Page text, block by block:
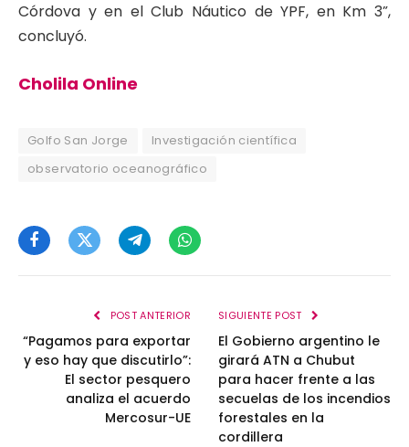
Córdova y en el Club Náutico de YPF, en Km 3”,
concluyó.
Cholila Online
Golfo San Jorge
Investigación científica
observatorio oceanográfico
FacebookTwitterTelegramWhatsApp
POST ANTERIOR
“Pagamos para exportar
y eso hay que discutirlo”:
El sector pesquero
analiza el acuerdo
Mercosur-UE
SIGUIENTE POST
El Gobierno argentino le
girará ATN a Chubut
para hacer frente a las
secuelas de los incendios
forestales en la
cordillera